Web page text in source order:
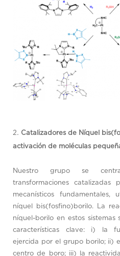
Catalizadores de Níquel
activación de moléculas
Nuestro grupo se
transformaciones
mecanísticos fundamentales,
níquel bis(fosfino)borilo. La
níquel-borilo en estos sistemas
características clave: i) la
ejercida por el grupo borilo; ii)
centro de boro; iii) la